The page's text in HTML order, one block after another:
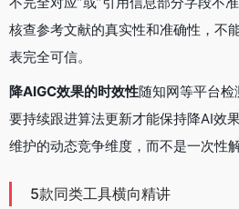
核查参考文献的真实性和准确性，不
表完全可信。
降AIGC效果的时效性随知网等平台
要持续跟进算法更新才能保持降AI效
维护的动态竞争维度，而不是一次性
5款同类工具横向精讲